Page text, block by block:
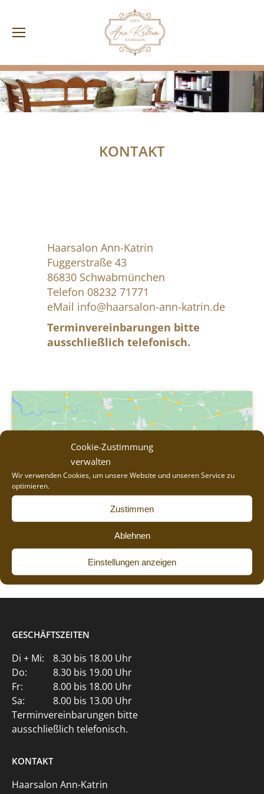
Cookie-Zustimmung
verwalten
Wir verwenden Cookies, um unsere Website und unseren Service zu
optimieren.
Zustimmen
Ablehnen
Einstellungen anzeigen
KONTAKT
Haarsalon Ann-Katrin
Fuggerstraße 43
86830 Schwabmünchen
Telefon 08232 71771
eMail info@haarsalon-ann-katrin.de
Terminvereinbarungen bitte
ausschließlich telefonisch.
Klicken Sie, um Marketing Cookies zu
GESCHÄFTSZEITEN
Di + Mi:
8.30 bis 18.00 Uhr
Do:
8.30 bis 19.00 Uhr
Fr:
8.00 bis 18.00 Uhr
Sa:
8.00 bis 13.00 Uhr
Terminvereinbarungen bitte
ausschließlich telefonisch.
KONTAKT
Haarsalon Ann-Katrin